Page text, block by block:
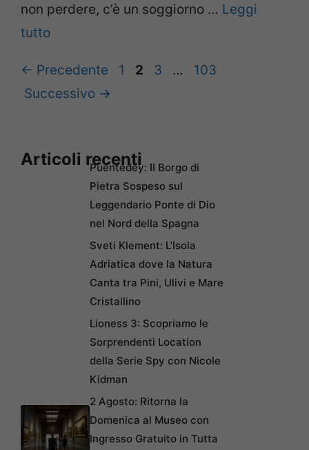
non perdere, c’è un soggiorno … Leggi
tutto
← Precedente Pagina
1 Pagina
2 Pagina
3 … Pagina
103
Successivo →
Articoli recentiPuentedey: Il Borgo di
Pietra Sospeso sul
Leggendario Ponte di Dio
nel Nord della Spagna
Sveti Klement: L’Isola
Adriatica dove la Natura
Canta tra Pini, Ulivi e Mare
Cristallino
Lioness 3: Scopriamo le
Sorprendenti Location
della Serie Spy con Nicole
Kidman
2 Agosto: Ritorna la
Domenica al Museo con
Ingresso Gratuito in Tutta